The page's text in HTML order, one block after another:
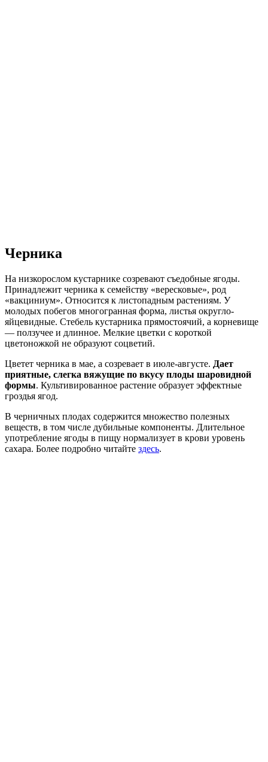
Черника
На низкорослом кустарнике созревают съедобные ягоды.
Принадлежит черника к семейству «вересковые», род
«вакциниум». Относится к листопадным растениям. У
молодых побегов многогранная форма, листья округло-
яйцевидные. Стебель кустарника прямостоячий, а корневище
— ползучее и длинное. Мелкие цветки с короткой
цветоножкой не образуют соцветий.
Цветет черника в мае, а созревает в июле-августе. Дает
приятные, слегка вяжущие по вкусу плоды шаровидной
формы. Культивированное растение образует эффектные
гроздья ягод.
В черничных плодах содержится множество полезных
веществ, в том числе дубильные компоненты. Длительное
употребление ягоды в пищу нормализует в крови уровень
сахара. Более подробно читайте здесь.